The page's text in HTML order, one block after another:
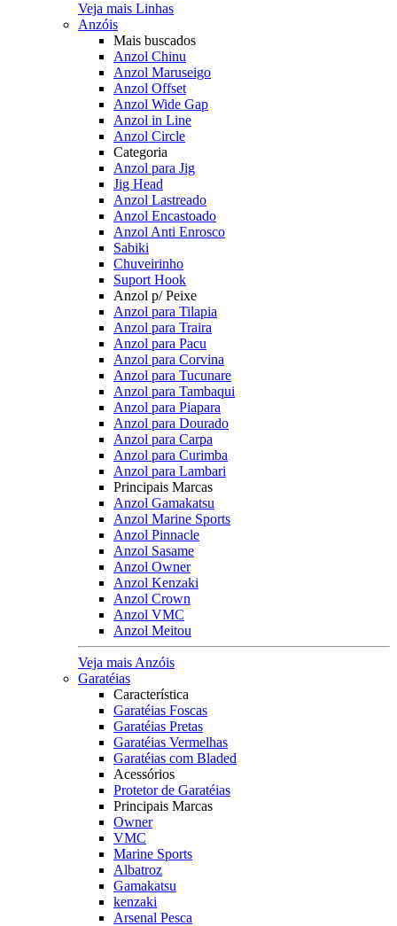
Veja mais Linhas
Anzóis
Mais buscados
Anzol Chinu
Anzol Maruseigo
Anzol Offset
Anzol Wide Gap
Anzol in Line
Anzol Circle
Categoria
Anzol para Jig
Jig Head
Anzol Lastreado
Anzol Encastoado
Anzol Anti Enrosco
Sabiki
Chuveirinho
Suport Hook
Anzol p/ Peixe
Anzol para Tilapia
Anzol para Traira
Anzol para Pacu
Anzol para Corvina
Anzol para Tucunare
Anzol para Tambaqui
Anzol para Piapara
Anzol para Dourado
Anzol para Carpa
Anzol para Curimba
Anzol para Lambari
Principais Marcas
Anzol Gamakatsu
Anzol Marine Sports
Anzol Pinnacle
Anzol Sasame
Anzol Owner
Anzol Kenzaki
Anzol Crown
Anzol VMC
Anzol Meitou
Veja mais Anzóis
Garatéias
Característica
Garatéias Foscas
Garatéias Pretas
Garatéias Vermelhas
Garatéias com Bladed
Acessórios
Protetor de Garatéias
Principais Marcas
Owner
VMC
Marine Sports
Albatroz
Gamakatsu
kenzaki
Arsenal Pesca